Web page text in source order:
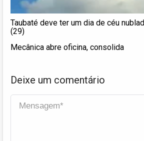
Taubaté deve ter um dia de céu
(29)
Mecânica abre oficina, consolida
Deixe um comentário